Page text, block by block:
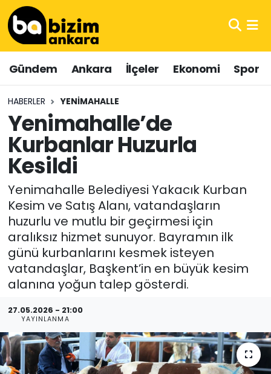
Gündem Ankara İlçeler Ekonomi Spor
HABERLER YENIMAHALLE
Yenimahalle’de
Kurbanlar Huzurla
Kesildi
Yenimahalle Belediyesi Yakacık Kurban
Kesim ve Satış Alanı, vatandaşların
huzurlu ve mutlu bir geçirmesi için
aralıksız hizmet sunuyor. Bayramın ilk
günü kurbanlarını kesmek isteyen
vatandaşlar, Başkent’in en büyük kesim
alanına yoğun talep gösterdi.
27.05.2026 - 21:00
YAYINLANMA
Hava Durumu
Trafik Durumu
Süper Lig Puan Durumu ve Fikstür
Tüm Manşetler
Son Dakika Haberleri
Haber Arşivi